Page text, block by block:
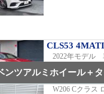
CLS53
2022年モデル
ンツアルミホイール＋
W206 Cクラス